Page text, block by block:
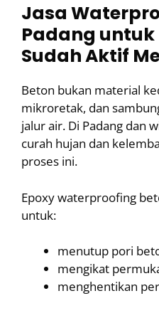
Jasa
Padang untuk
Sudah Aktif
Beton bukan material
mikroretak, dan
jalur air. Di Padang dan
curah hujan dan
proses ini.
Epoxy waterproofing
untuk:
menutup pori
mengikat
menghentikan